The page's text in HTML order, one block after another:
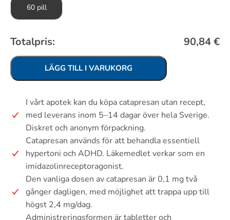
60 pill
Totalpris: 90,84€
LÄGG TILL I VARUKORG
I vårt apotek kan du köpa catapresan utan recept,
med leverans inom 5–14 dagar över hela Sverige.
Diskret och anonym förpackning.
Catapresan används för att behandla essentiell
hypertoni och ADHD. Läkemedlet verkar som en
imidazolinreceptoragonist.
Den vanliga dosen av catapresan är 0,1 mg två
gånger dagligen, med möjlighet att trappa upp till
högst 2,4 mg/dag.
Administreringsformen är tabletter och